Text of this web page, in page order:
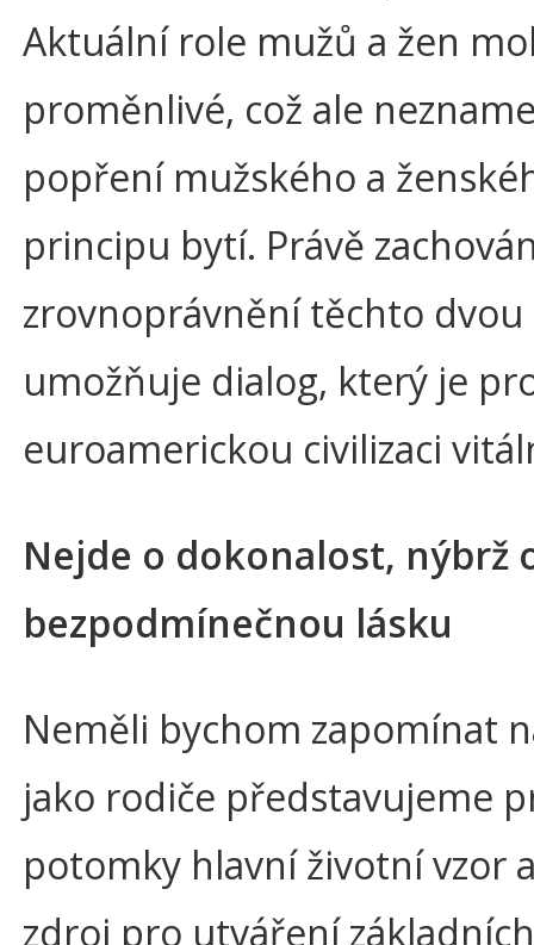
Aktuální role mužů a žen
proměnlivé, což ale
popření mužského a
principu bytí. Právě
zrovnoprávnění těchto
umožňuje dialog, který je
euroamerickou civilizaci
Nejde o dokonalost, nýbrž
bezpodmínečnou lásku
Neměli bychom zapomínat
jako rodiče představujeme
potomky hlavní životní vzor
zdroj pro utváření